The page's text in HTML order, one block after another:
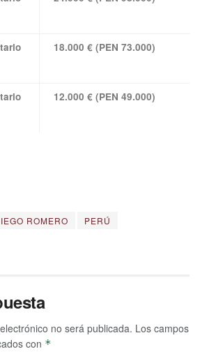
18.000 € (PEN 73.000)
12.000 € (PEN 49.000)
ROMERO
PERÚ
no será publicada. Los campos
con *